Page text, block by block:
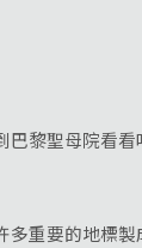
黎聖母院看看
重要的地標製